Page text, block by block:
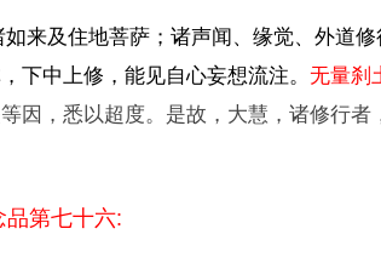
来及住地菩萨；诸声闻、缘觉、外道
下中上修，能见自心妄想流注。 无量刹
因，悉以超度。是故，大慧，诸修行者
品第七十六: